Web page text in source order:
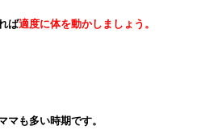
ば適度に体を動かしましょう。
マも多い時期です。